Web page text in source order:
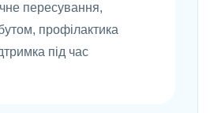
пересування,
профілактика
під час